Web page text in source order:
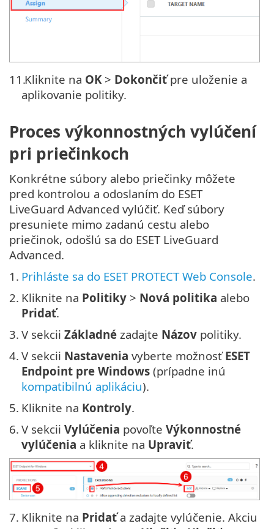
11.Kliknite na OK > Dokončiťpre uloženie a
aplikovanie politiky.
Proces výkonnostných vylúčení
pri priečinkoch
Konkrétne súbory alebo priečinky môžete
pred kontrolou a odoslaním do ESET
LiveGuard Advanced vylúčiť. Keď súbory
presuniete mimo zadanú cestu alebo
priečinok, odošlú sa do ESET LiveGuard
Advanced.
1. Prihláste sa do ESET PROTECT Web Console.
2. Kliknite na Politiky > Nová politika alebo
Pridať.
3. V sekcii Základné zadajte Názov politiky.
4. V sekcii Nastavenia vyberte možnosťESET
Endpoint pre Windows (prípadne inú
kompatibilnú aplikáciu).
5. Kliknite na Kontroly.
6. V sekcii Vylúčenia povoľte Výkonnostné
vylúčenia a kliknite na Upraviť.
7. Kliknite na Pridaťa zadajte vylúčenie. Akciu